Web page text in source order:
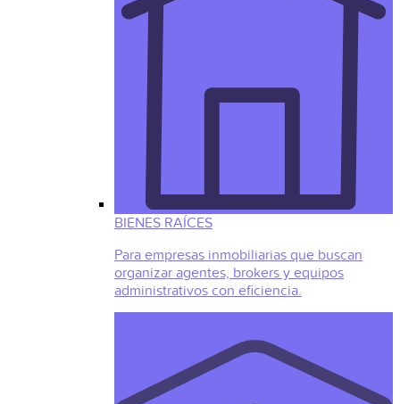
BIENES RAÍCES
Para empresas inmobiliarias que buscan
organizar agentes, brokers y equipos
administrativos con eficiencia.